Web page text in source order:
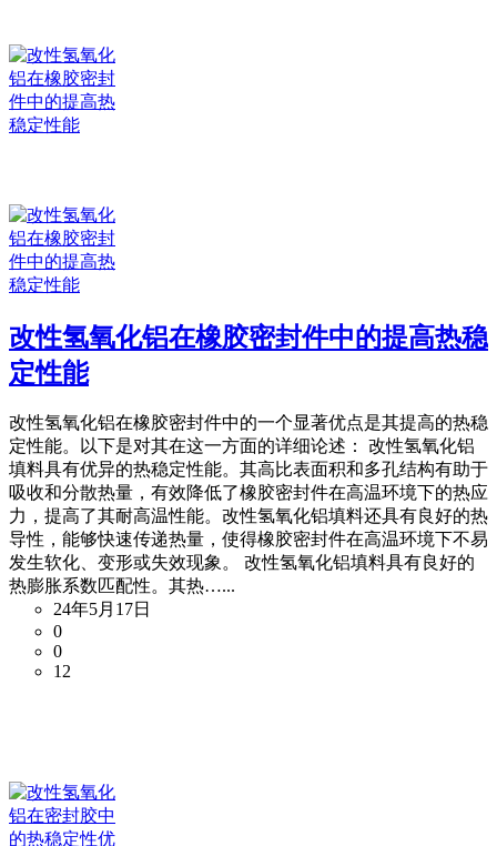
改性氢氧化铝在橡胶密封件中的提高热稳
定性能
改性氢氧化铝在橡胶密封件中的一个显著优点是其提高的热稳
定性能。以下是对其在这一方面的详细论述： 改性氢氧化铝
填料具有优异的热稳定性能。其高比表面积和多孔结构有助于
吸收和分散热量，有效降低了橡胶密封件在高温环境下的热应
力，提高了其耐高温性能。改性氢氧化铝填料还具有良好的热
导性，能够快速传递热量，使得橡胶密封件在高温环境下不易
发生软化、变形或失效现象。 改性氢氧化铝填料具有良好的
热膨胀系数匹配性。其热…...
24年5月17日
0
0
12